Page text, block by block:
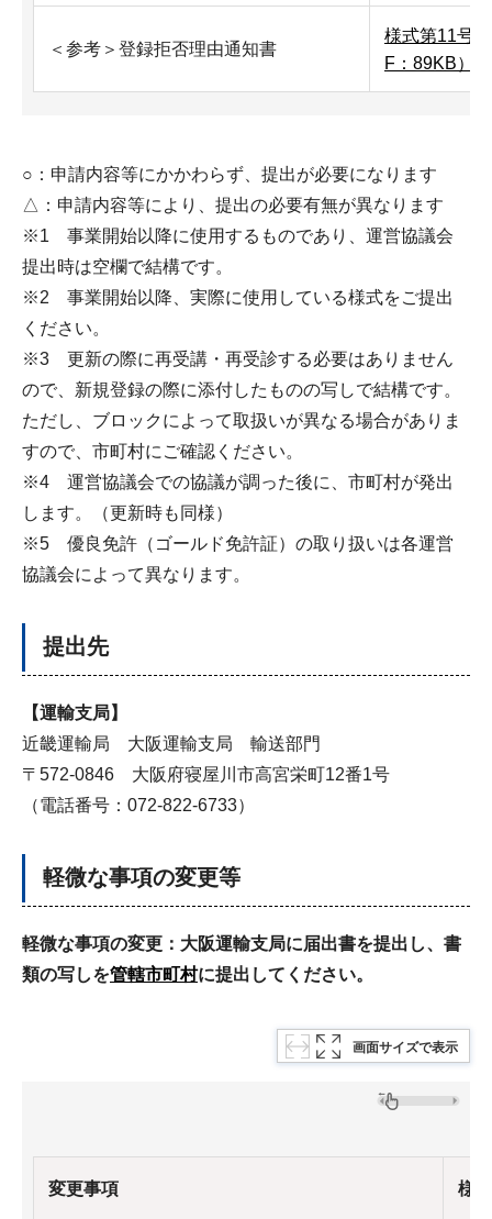
＜参考＞登録拒否理由通知書
様式第11号
F：89KB）
○：申請内容等にかかわらず、提出が必要になります
△：申請内容等により、提出の必要有無が異なります
※1 事業開始以降に使用するものであり、運営協議会
提出時は空欄で結構です。
※2 事業開始以降、実際に使用している様式をご提出
ください。
※3 更新の際に再受講・再受診する必要はありません
ので、新規登録の際に添付したものの写しで結構です。
ただし、ブロックによって取扱いが異なる場合がありま
すので、市町村にご確認ください。
※4 運営協議会での協議が調った後に、市町村が発出
します。（更新時も同様）
※5 優良免許（ゴールド免許証）の取り扱いは各運営
協議会によって異なります。
提出先
【運輸支局】
近畿運輸局 大阪運輸支局 輸送部門
〒572-0846 大阪府寝屋川市高宮栄町12番1号
（電話番号：072-822-6733）
軽微な事項の変更等
軽微な事項の変更：大阪運輸支局に届出書を提出し、書
類の写しを管轄市町村に提出してください。
画面サイズで表示
変更事項 様式